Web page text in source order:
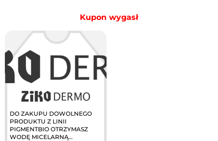
Kupon wygasł
DO ZAKUPU DOWOLNEGO
PRODUKTU Z LINII
PIGMENTBIO OTRZYMASZ
WODĘ MICELARNĄ